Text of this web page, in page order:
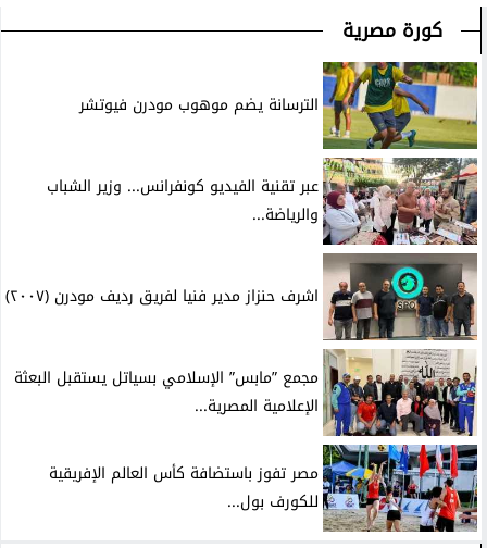
كورة مصرية
الترسانة يضم موهوب مودرن فيوتشر
عبر تقنية الفيديو كونفرانس... وزير الشباب
والرياضة...
اشرف حنزاز مدير فنيا لفريق رديف مودرن (٢٠٠٧)
مجمع ”مابس” الإسلامي بسياتل يستقبل البعثة
الإعلامية المصرية...
مصر تفوز باستضافة كأس العالم الإفريقية
للكورف بول...